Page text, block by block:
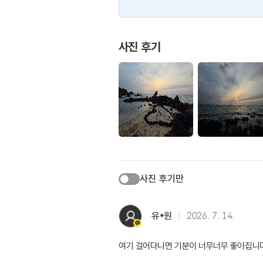
사진 후기
사진 후기만
유*원 2026. 7. 14.
여기 걸어다니면 기분이 너무너무 좋아집니